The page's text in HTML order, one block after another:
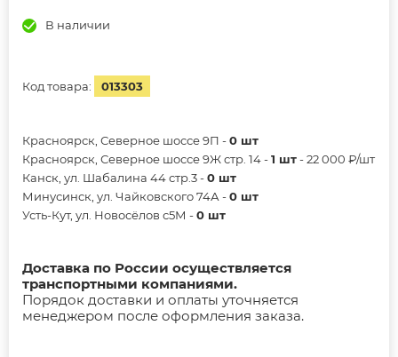
В наличии
Код товара: 013303
Красноярск, Северное шоссе 9П -0 шт
Красноярск, Северное шоссе 9Ж стр. 14 -1 шт- 22 000 ₽/шт
Канск, ул. Шабалина 44 стр.3 -0 шт
Минусинск, ул. Чайковского 74А -0 шт
Усть-Кут, ул. Новосёлов с5М -0 шт
Доставка по России осуществляется
транспортными компаниями.
Порядок доставки и оплаты уточняется
менеджером после оформления заказа.